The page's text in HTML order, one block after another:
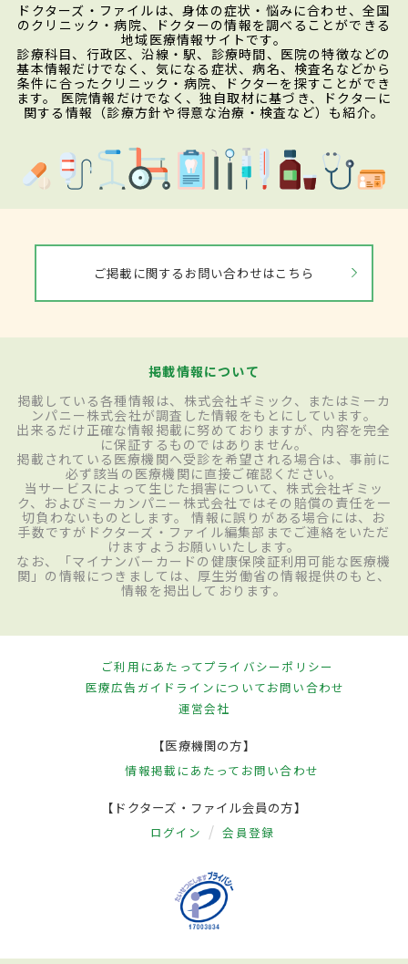
ドクターズ・ファイルは、身体の症状・悩みに合わせ、全国
のクリニック・病院、ドクターの情報を調べることができる
地域医療情報サイトです。
診療科目、行政区、沿線・駅、診療時間、医院の特徴などの
基本情報だけでなく、気になる症状、病名、検査名などから
条件に合ったクリニック・病院、ドクターを探すことができ
ます。 医院情報だけでなく、独自取材に基づき、ドクターに
関する情報（診療方針や得意な治療・検査など）も紹介。
ご掲載に関するお問い合わせはこちら
掲載情報について
掲載している各種情報は、株式会社ギミック、またはミーカ
ンパニー株式会社が調査した情報をもとにしています。
出来るだけ正確な情報掲載に努めておりますが、内容を完全
に保証するものではありません。
掲載されている医療機関へ受診を希望される場合は、事前に
必ず該当の医療機関に直接ご確認ください。
当サービスによって生じた損害について、株式会社ギミッ
ク、およびミーカンパニー株式会社ではその賠償の責任を一
切負わないものとします。 情報に誤りがある場合には、お
手数ですがドクターズ・ファイル編集部までご連絡をいただ
けますようお願いいたします。
なお、「マイナンバーカードの健康保険証利用可能な医療機
関」の情報につきましては、厚生労働省の情報提供のもと、
情報を掲出しております。
ご利用にあたってプライバシーポリシー
医療広告ガイドラインについてお問い合わせ
運営会社
【医療機関の方】
情報掲載にあたって お問い合わせ
【ドクターズ・ファイル会員の方】
ログイン 会員登録